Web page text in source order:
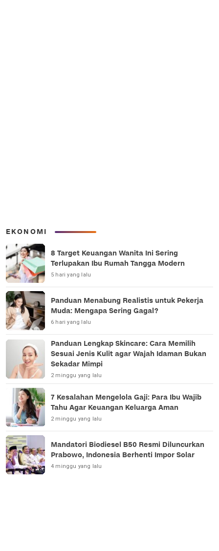
EKONOMI
8 Target Keuangan Wanita Ini Sering
Terlupakan Ibu Rumah Tangga Modern
5 hari yang lalu
Panduan Menabung Realistis untuk Pekerja
Muda: Mengapa Sering Gagal?
6 hari yang lalu
Panduan Lengkap Skincare: Cara Memilih
Sesuai Jenis Kulit agar Wajah Idaman Bukan
Sekadar Mimpi
2 minggu yang lalu
7 Kesalahan Mengelola Gaji: Para Ibu Wajib
Tahu Agar Keuangan Keluarga Aman
2 minggu yang lalu
Mandatori Biodiesel B50 Resmi Diluncurkan
Prabowo, Indonesia Berhenti Impor Solar
4 minggu yang lalu